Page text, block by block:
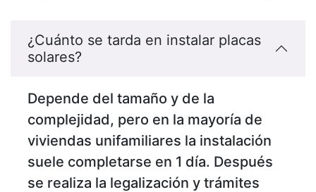
¿Cuánto se tarda en instalar placas
solares?
Depende del tamaño y de la
complejidad, pero en la mayoría de
viviendas unifamiliares la instalación
suele completarse en 1 día. Después
se realiza la legalización y trámites